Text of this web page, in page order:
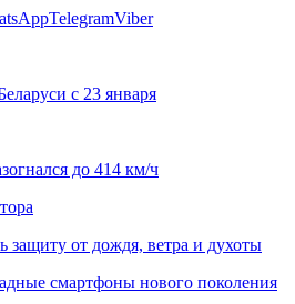
TelegramViber
с 23 января
до 414 км/ч
защиту от дождя, ветра и духоты
смартфоны нового поколения